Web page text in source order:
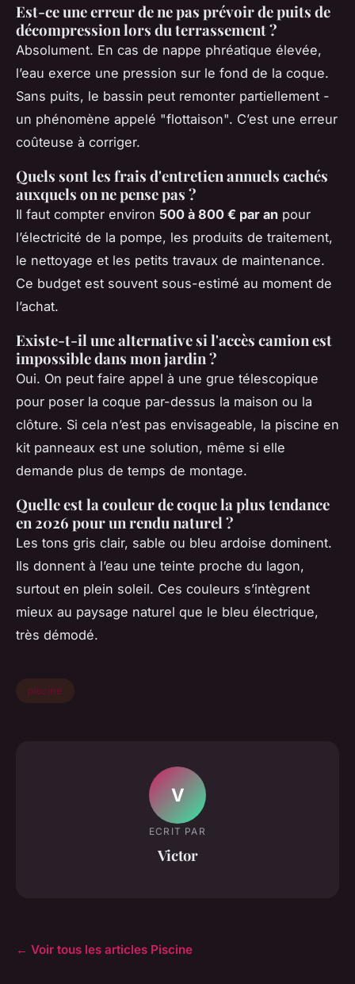
Est-ce une erreur de ne pas prévoir de puits de
décompression lors du terrassement ?
Absolument. En cas de nappe phréatique élevée,
l’eau exerce une pression sur le fond de la coque.
Sans puits, le bassin peut remonter partiellement -
un phénomène appelé "flottaison". C’est une erreur
coûteuse à corriger.
Quels sont les frais d'entretien annuels cachés
auxquels on ne pense pas ?
Il faut compter environ 500 à 800 € par an pour
l’électricité de la pompe, les produits de traitement,
le nettoyage et les petits travaux de maintenance.
Ce budget est souvent sous-estimé au moment de
l’achat.
Existe-t-il une alternative si l'accès camion est
impossible dans mon jardin ?
Oui. On peut faire appel à une grue télescopique
pour poser la coque par-dessus la maison ou la
clôture. Si cela n’est pas envisageable, la piscine en
kit panneaux est une solution, même si elle
demande plus de temps de montage.
Quelle est la couleur de coque la plus tendance
en 2026 pour un rendu naturel ?
Les tons gris clair, sable ou bleu ardoise dominent.
Ils donnent à l’eau une teinte proche du lagon,
surtout en plein soleil. Ces couleurs s’intègrent
mieux au paysage naturel que le bleu électrique,
très démodé.
piscine
V
ECRIT PAR
Victor
← Voir tous les articles Piscine